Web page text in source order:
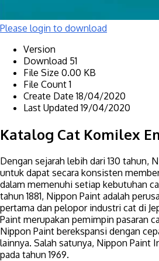
Please login to download
Version
Download 51
File Size 0.00 KB
File Count1
Create Date18/04/2020
Last Updated19/04/2020
Katalog Cat Komilex
Dengan sejarah lebih dari 130 tahun,
untuk dapat secara konsisten
dalam memenuhi setiap kebutuhan
tahun 1881, Nippon Paint adalah
pertama dan pelopor industri cat di
Paint merupakan pemimpin pasaran
Nippon Paint berekspansi dengan
lainnya. Salah satunya, Nippon Paint
pada tahun 1969.